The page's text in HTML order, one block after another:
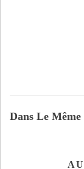
Dans Le Même